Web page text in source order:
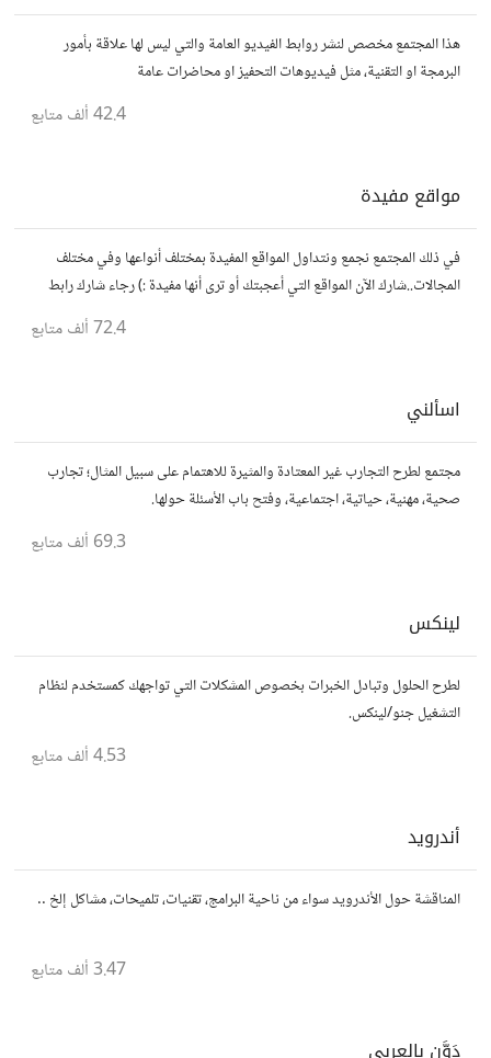
هذا المجتمع مخصص لنشر روابط الفيديو العامة والتي ليس لها علاقة بأمور
البرمجة او التقنية، مثل فيديوهات التحفيز او محاضرات عامة
42.4 ألف متابع
مواقع مفيدة
في ذلك المجتمع نجمع ونتداول المواقع المفيدة بمختلف أنواعها وفي مختلف
المجالات..شارك الآن المواقع التي أعجبتك أو ترى أنها مفيدة :) رجاء شارك رابط
72.4 ألف متابع
اسألني
مجتمع لطرح التجارب غير المعتادة والمثيرة للاهتمام على سبيل المثال؛ تجارب
صحية، مهنية، حياتية، اجتماعية، وفتح باب الأسئلة حولها.
69.3 ألف متابع
لينكس
لطرح الحلول وتبادل الخبرات بخصوص المشكلات التي تواجهك كمستخدم لنظام
التشغيل جنو/لينكس.
4.53 ألف متابع
أندرويد
المناقشة حول الأندرويد سواء من ناحية البرامج، تقنيات، تلميحات، مشاكل إلخ ..
3.47 ألف متابع
دَوَّن بِالعربي